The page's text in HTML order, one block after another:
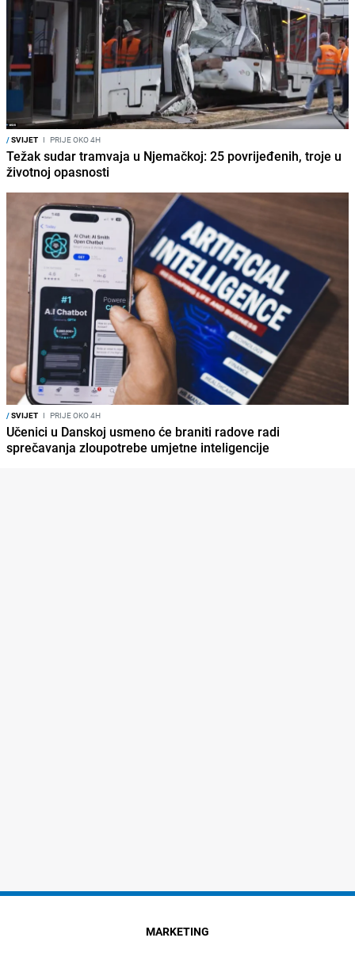
/SVIJET I PRIJE OKO 4H
Težak sudar tramvaja u Njemačkoj: 25 povrijeđenih, troje u
životnoj opasnosti
/SVIJET I PRIJE OKO 4H
Učenici u Danskoj usmeno će braniti radove radi
sprečavanja zloupotrebe umjetne inteligencije
MARKETING